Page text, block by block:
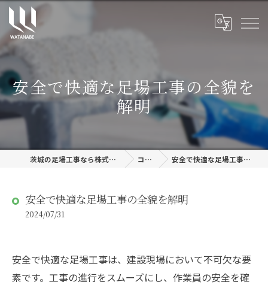
安全で快適な足場工事の全貌を
解明
茨城の足場工事なら株式会社渡邊建設 コラム 安全で快適な足場工事の全貌を解明
安全で快適な足場工事の全貌を解明
2024/07/31
安全で快適な足場工事は、建設現場において不可欠な要
素です。工事の進行をスムーズにし、作業員の安全を確